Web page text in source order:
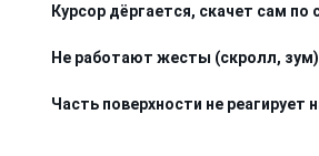
Курсор дёргается, скачет сам по
Не работают жесты (скролл, зум)
Часть поверхности не реагирует